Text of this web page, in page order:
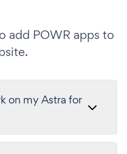
add POWR apps to
on my Astra for